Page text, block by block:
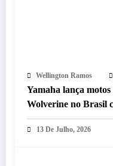
Wellington Ramos
Yamaha lança
Wolverine no Brasil
figures exclusivos
13 De Julho, 2026